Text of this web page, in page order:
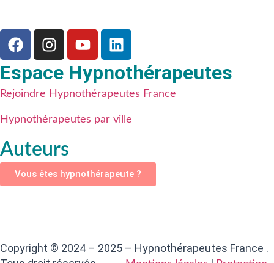
Espace Hypnothérapeutes
Rejoindre Hypnothérapeutes France
Hypnothérapeutes par ville
Auteurs
Vous êtes hypnothérapeute ?
Copyright © 2024 – 2025 – Hypnothérapeutes France .